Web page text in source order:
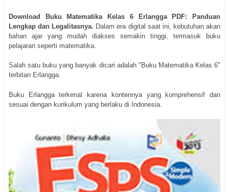
Download Buku Matematika Kelas 6 Erlangga PDF: Panduan
Lengkap dan Legalitasnya. Dalam era digital saat ini, kebutuhan akan
bahan ajar yang mudah diakses semakin tinggi, termasuk buku
pelajaran seperti matematika.
Salah satu buku yang banyak dicari adalah "Buku Matematika Kelas 6"
terbitan Erlangga.
Buku Erlangga terkenal karena kontennya yang komprehensif dan
sesuai dengan kurikulum yang berlaku di Indonesia.